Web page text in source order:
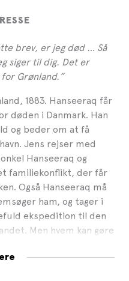
brev, er jeg død … Så
siger til dig. Det er
Grønland.”
1883. Hanseeraq får
døden i Danmark. Han
og beder om at få
Jens rejser med
Hanseeraq og
familiekonflikt, der får
Også Hanseeraq må
ham, og tager i
ekspedition til den
Men hvem kan gøre